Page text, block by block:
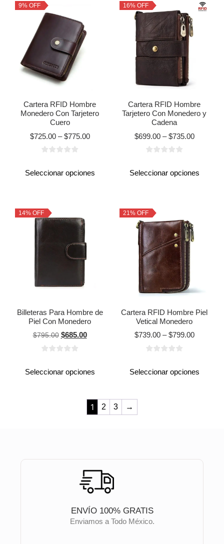
9% OFF
Cartera RFID Hombre
Monedero Con Tarjetero
Cuero
$725.00 – $775.00
Seleccionar opciones
16% OFF
Cartera RFID Hombre
Tarjetero Con Monedero y
Cadena
$699.00 – $735.00
Seleccionar opciones
14% OFF
Billeteras Para Hombre de
Piel Con Monedero
$795.00 $685.00
Seleccionar opciones
21% OFF
Cartera RFID Hombre Piel
Vetical Monedero
$739.00 – $799.00
Seleccionar opciones
1 2 3 →
ENVÍO 100% GRATIS
Enviamos a Todo México.